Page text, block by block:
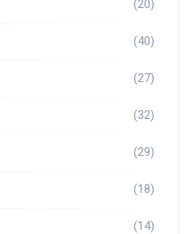
(20)
(40)
(27)
(32)
(29)
(18)
(14)